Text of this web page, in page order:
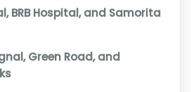
BRB Hospital, and Samorita
Green Road, and